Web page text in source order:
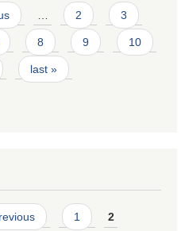
2 3
8 9 10
last »
1 2